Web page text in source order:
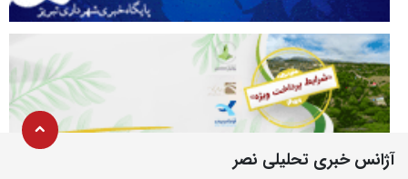
آژانس خبری تحلیلی نصر